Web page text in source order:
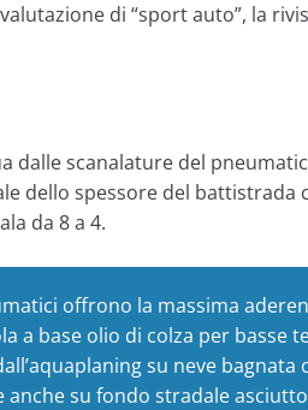
di “sport auto”, la
dalle scanalature del
dello spessore del battistrada
da 8 a 4.
offrono la massima
a base olio di colza per basse
su neve bagnata
su fondo stradale